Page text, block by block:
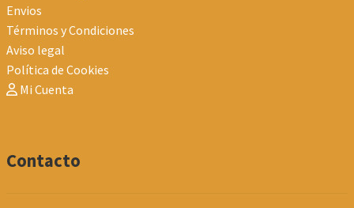
Envios
Términos y Condiciones
Aviso legal
Política de Cookies
Mi Cuenta
Contacto